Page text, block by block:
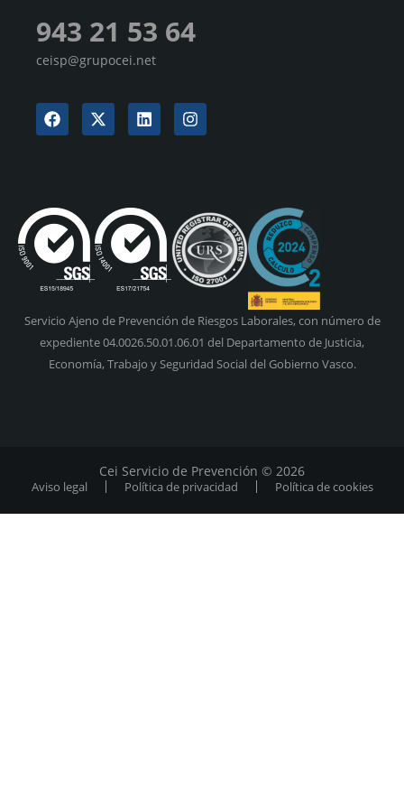
943 21 53 64
ceisp@grupocei.net
Servicio Ajeno de Prevención de Riesgos Laborales, con número de
expediente 04.0026.50.01.06.01 del Departamento de Justicia,
Economía, Trabajo y Seguridad Social del Gobierno Vasco.
Cei Servicio de Prevención © 2026
Aviso legal Política de privacidad Política de cookies